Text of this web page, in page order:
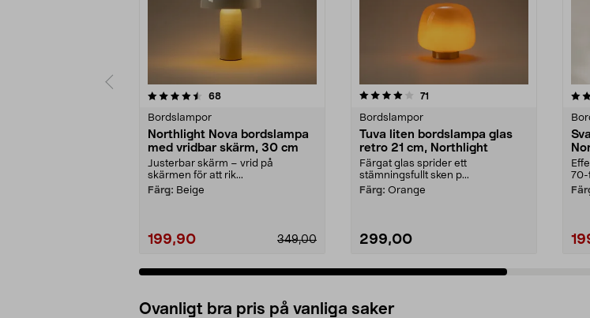
68recensioner
Bordslampor
Northlight Nova bordslampa
med vridbar skärm, 30 cm
Justerbar skärm – vrid på
skärmen för att rik...
Färg: Beige
199,90 349,00
4.0 av 5 stjärnor 71
Bordslampor
Tuva liten bordslampa glas
retro 21 cm, Northlight
Färgat glas sprider ett
stämningsfullt sken p...
Färg: Orange
299,00
4.5 av 5 stjärnor
70-
Ovanligt bra pris på vanliga saker